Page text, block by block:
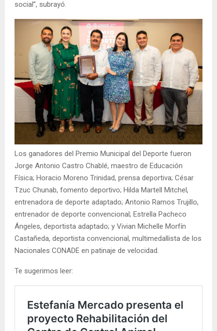
social”, subrayó.
Los ganadores del Premio Municipal del Deporte fueron
Jorge Antonio Castro Chablé, maestro de Educación
Física; Horacio Moreno Trinidad, prensa deportiva; César
Tzuc Chunab, fomento deportivo; Hilda Martell Mitchel,
entrenadora de deporte adaptado; Antonio Ramos Trujillo,
entrenador de deporte convencional; Estrella Pacheco
Ángeles, deportista adaptado; y Vivian Michelle Morfín
Castañeda, deportista convencional, multimedallista de los
Nacionales CONADE en patinaje de velocidad.
Te sugerimos leer: